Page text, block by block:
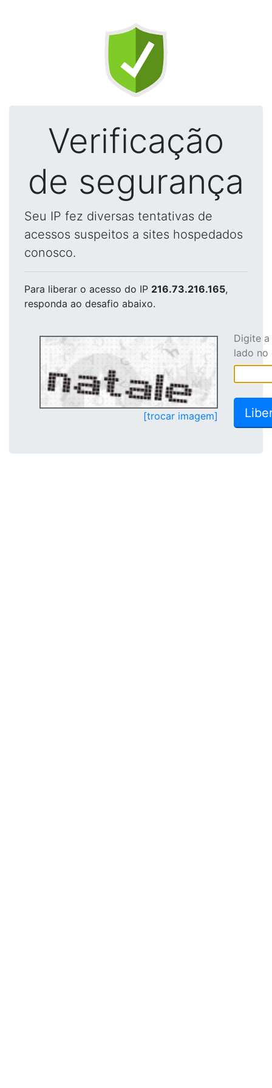
Verificação
de segurança
Seu IP fez diversas tentativas de
acessos suspeitos a sites hospedados
conosco.
Para liberar o acesso do IP 216.73.216.165,
responda ao desafio abaixo.
[trocar imagem]
Digite
lado no